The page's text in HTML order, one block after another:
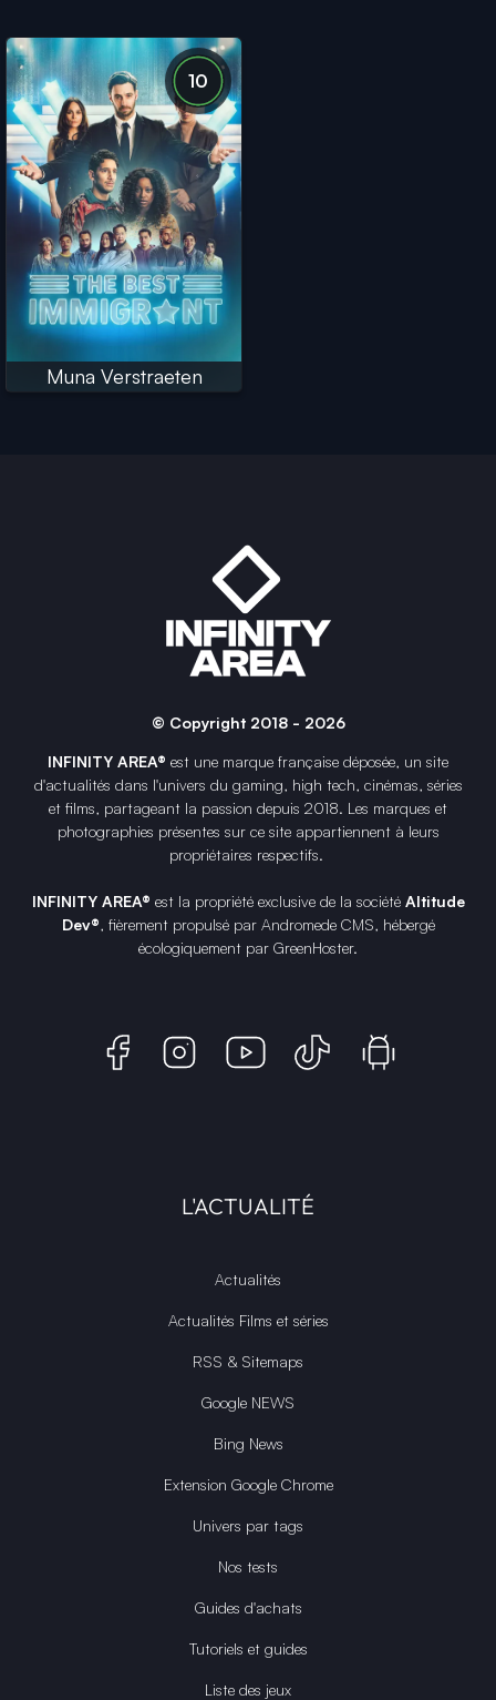
10
Muna Verstraeten
© Copyright 2018 - 2026
INFINITY AREA® est une marque française déposée, un site
d'actualités dans l'univers du gaming, high tech, cinémas, séries
et films, partageant la passion depuis 2018. Les marques et
photographies présentes sur ce site appartiennent à leurs
propriétaires respectifs.
INFINITY AREA® est la propriété exclusive de la société Altitude
Dev®, fièrement propulsé par Andromede CMS, hébergé
écologiquement par GreenHoster.
L'ACTUALITÉ
Actualités
Actualités Films et séries
RSS & Sitemaps
Google NEWS
Bing News
Extension Google Chrome
Univers par tags
Nos tests
Guides d'achats
Tutoriels et guides
Liste des jeux